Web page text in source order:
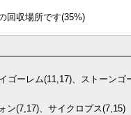
回収場所です(35%)
ゴーレム(11,17)、ストーンゴ
ン(7,17)、サイクロプス(7,15)